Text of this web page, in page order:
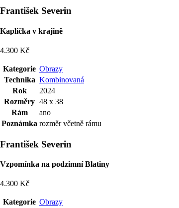
František Severin
Kaplička v krajině
4.300 Kč
Kategorie Obrazy
Technika Kombinovaná
Rok
2024
Rozměry 48 x 38
Rám
ano
Poznámka rozměr včetně rámu
František Severin
Vzpomínka na podzimní Blatiny
4.300 Kč
Kategorie Obrazy